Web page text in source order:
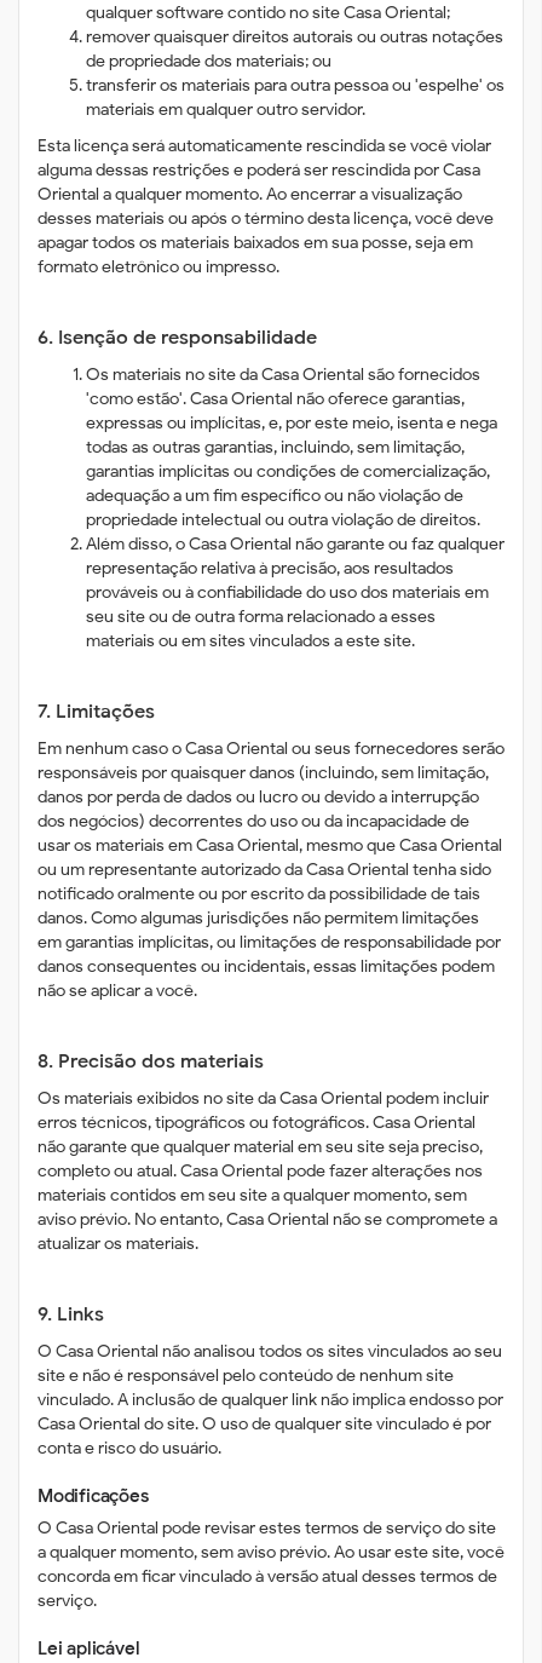
qualquer software contido no site Casa Oriental;
remover quaisquer direitos autorais ou outras notações
de propriedade dos materiais; ou
transferir os materiais para outra pessoa ou 'espelhe' os
materiais em qualquer outro servidor.
Esta licença será automaticamente rescindida se você violar
alguma dessas restrições e poderá ser rescindida por Casa
Oriental a qualquer momento. Ao encerrar a visualização
desses materiais ou após o término desta licença, você deve
apagar todos os materiais baixados em sua posse, seja em
formato eletrônico ou impresso.
6. Isenção de responsabilidade
Os materiais no site da Casa Oriental são fornecidos
'como estão'. Casa Oriental não oferece garantias,
expressas ou implícitas, e, por este meio, isenta e nega
todas as outras garantias, incluindo, sem limitação,
garantias implícitas ou condições de comercialização,
adequação a um fim específico ou não violação de
propriedade intelectual ou outra violação de direitos.
Além disso, o Casa Oriental não garante ou faz qualquer
representação relativa à precisão, aos resultados
prováveis ​​ou à confiabilidade do uso dos materiais em
seu site ou de outra forma relacionado a esses
materiais ou em sites vinculados a este site.
7. Limitações
Em nenhum caso o Casa Oriental ou seus fornecedores serão
responsáveis ​​por quaisquer danos (incluindo, sem limitação,
danos por perda de dados ou lucro ou devido a interrupção
dos negócios) decorrentes do uso ou da incapacidade de
usar os materiais em Casa Oriental, mesmo que Casa Oriental
ou um representante autorizado da Casa Oriental tenha sido
notificado oralmente ou por escrito da possibilidade de tais
danos. Como algumas jurisdições não permitem limitações
em garantias implícitas, ou limitações de responsabilidade por
danos consequentes ou incidentais, essas limitações podem
não se aplicar a você.
8. Precisão dos materiais
Os materiais exibidos no site da Casa Oriental podem incluir
erros técnicos, tipográficos ou fotográficos. Casa Oriental
não garante que qualquer material em seu site seja preciso,
completo ou atual. Casa Oriental pode fazer alterações nos
materiais contidos em seu site a qualquer momento, sem
aviso prévio. No entanto, Casa Oriental não se compromete a
atualizar os materiais.
9. Links
O Casa Oriental não analisou todos os sites vinculados ao seu
site e não é responsável pelo conteúdo de nenhum site
vinculado. A inclusão de qualquer link não implica endosso por
Casa Oriental do site. O uso de qualquer site vinculado é por
conta e risco do usuário.
Modificações
O Casa Oriental pode revisar estes termos de serviço do site
a qualquer momento, sem aviso prévio. Ao usar este site, você
concorda em ficar vinculado à versão atual desses termos de
serviço.
Lei aplicável